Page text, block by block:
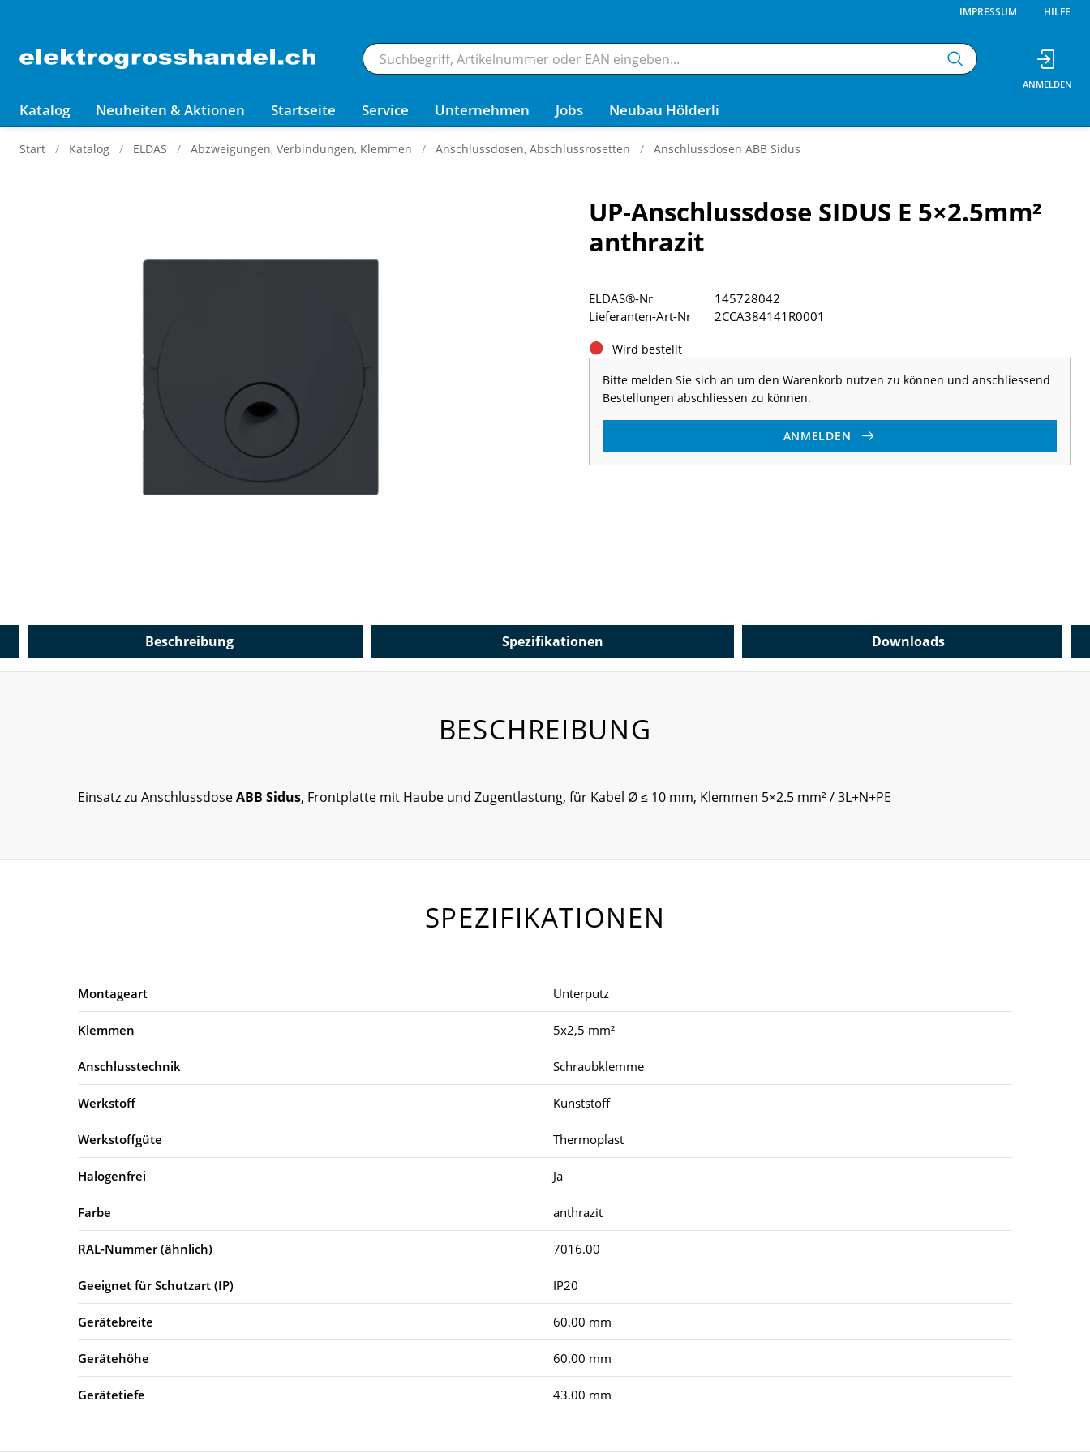
IMPRESSUM HILFE
Katalog Neuheiten & Aktionen Startseite Service Unternehmen Jobs Neubau Hölderli
Start Katalog ELDAS Abzweigungen, Verbindungen, Klemmen Anschlussdosen, Abschlussrosetten Anschlussdosen ABB Sidus
UP-Anschlussdose SIDUS E 5×2.5mm²
anthrazit
Wird bestellt
Bitte melden Sie sich an um den Warenkorb nutzen zu können und anschliessend
Bestellungen abschliessen zu können.
ANMELDEN
ELDAS®-Nr
145728042
Lieferanten-Art-Nr
2CCA384141R0001
Beschreibung Spezifikationen Downloads
BESCHREIBUNG
Einsatz zu AnschlussdoseABB Sidus, Frontplatte mit Haube und Zugentlastung, für Kabel Ø ≤ 10 mm, Klemmen 5×2.5 mm² / 3L+N+PE
SPEZIFIKATIONEN
Montageart Unterputz
Klemmen 5x2,5 mm²
Anschlusstechnik Schraubklemme
Werkstoff Kunststoff
Werkstoffgüte Thermoplast
Halogenfrei Ja
Farbe anthrazit
RAL-Nummer (ähnlich) 7016.00
Geeignet für Schutzart (IP) IP20
Gerätebreite 60.00 mm
Gerätehöhe 60.00 mm
Gerätetiefe 43.00 mm